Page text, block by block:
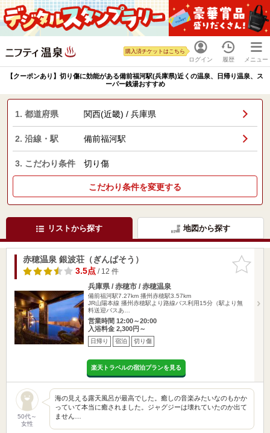
ログイン
購入済チケットはこちら
履歴 メニュー
【クーポンあり】切り傷に効能がある備前福河駅(兵庫県)近くの温泉、日帰り温泉、ス
ーパー銭湯おすすめ
1. 都道府県 関西(近畿) / 兵庫県
2. 沿線・駅 備前福河駅
3. こだわり条件 切り傷
こだわり条件を変更する
リストから探す 地図から探す
お気に入
りに追加
赤穂温泉 銀波荘（ぎんぱそう）
3.5点/ 12 件
兵庫県 / 赤穂市 / 赤穂温泉
備前福河駅7.27km 播州赤穂駅3.57km
JR山陽本線 播州赤穂駅より路線バス利用15分（駅より無
料送迎バスあ…
営業時間 12:00～20:00
入浴料金 2,300円～
日帰り 宿泊 切り傷
楽天トラベルの宿泊プランを見る
50代～
女性
海の見える露天風呂が最高でした。癒しの音楽みたいなのもかか
っていて本当に癒されました。ジャグジーは壊れていたのか出て
ません…